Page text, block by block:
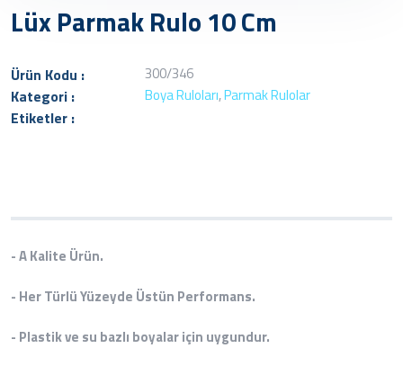
Lüx Parmak Rulo 10 Cm
Ürün Kodu : 300/346
Kategori : Boya Ruloları,Parmak Rulolar
Etiketler :
- A Kalite Ürün.
- Her Türlü Yüzeyde Üstün Performans.
- Plastik ve su bazlı boyalar için uygundur.